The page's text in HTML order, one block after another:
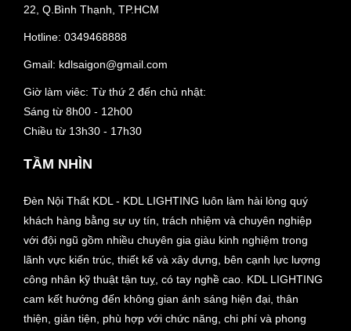
22, Q.Bình Thạnh, TP.HCM
Hotline: 0349468888
Gmail: kdlsaigon@gmail.com
Giờ làm viêc: Từ thứ 2 đến chủ nhật:
Sáng từ 8h00 - 12h00
Chiều từ 13h30 - 17h30
TẦM NHÌN
Đèn Nội Thất KDL - KDL LIGHTING luôn làm hài lòng quý
khách hàng bằng sự uy tín, trách nhiệm và chuyên nghiệp
với đội ngũ gồm nhiều chuyên gia giàu kinh nghiệm trong
lãnh vực kiến trúc, thiết kế và xây dựng, bên cạnh lực lượng
công nhân kỹ thuật tận tuỵ, có tay nghề cao. KDL LIGHTING
cam kết hướng đến không gian ánh sáng hiện đại, thân
thiện, giản tiện, phù hợp với chức năng, chi phí và phong